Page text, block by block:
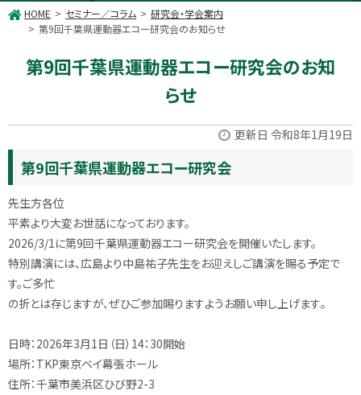
HOME セミナー／コラム
研究会・学会案内
第9回千葉県運動器エコー研究会のお知らせ
第9回千葉県運動器エコー研究会のお知
らせ
更新日 令和8年1月19日
第9回千葉県運動器エコー研究会
先生方各位
平素より大変お世話になっております。
2026/3/1に第9回千葉県運動器エコー研究会を開催いたします。
特別講演には、広島より中島祐子先生をお迎えしご講演を賜る予定で
す。ご多忙
の折とは存じますが、ぜひご参加賜りますようお願い申し上げます。
日時：2026年3月1日（日）14：30開始
場所：TKP東京ベイ幕張ホール
住所：千葉市美浜区ひび野2-3